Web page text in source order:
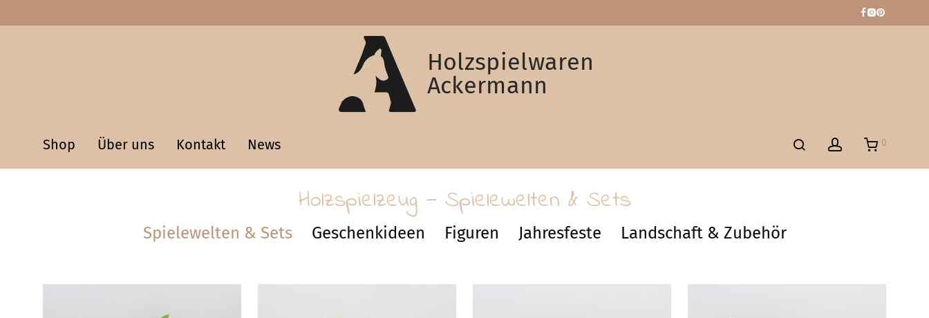
Holzspielwaren
Ackermann
Shop Über uns Kontakt News 0
Holzspielzeug — Spielewelten & Sets
Spielewelten & Sets Geschenkideen Figuren Jahresfeste Landschaft & Zubehör